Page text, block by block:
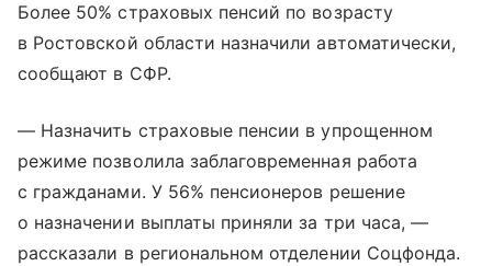
Более 50% страховых пенсий по возрасту
в Ростовской области назначили автоматически,
сообщают в СФР.
— Назначить страховые пенсии в упрощенном
режиме позволила заблаговременная работа
с гражданами. У 56% пенсионеров решение
о назначении выплаты приняли за три часа, —
рассказали в региональном отделении Соцфонда.